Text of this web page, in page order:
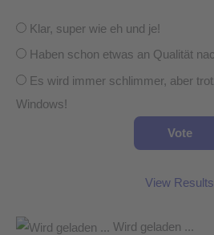
Klar, super wie eh und je!
Haben schon etwas an Qualität
Es wird immer schlimmer, aber
Windows!
View Results
Wird geladen ...